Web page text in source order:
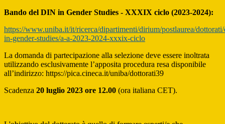
Bando del DIN in Gender Studies - XXXIX ciclo (2023-2024):
https://www.uniba.it/it/ricerca/dipartimenti/dirium/postlaurea/
in-gender-studies/a-a-2023-2024-xxxix-ciclo
La domanda di partecipazione alla selezione deve essere inoltrata
utilizzando esclusivamente l’apposita procedura resa disponibile
all’indirizzo: https://pica.cineca.it/uniba/dottorati39
Scadenza 20 luglio 2023 ore 12.00 (ora italiana CET).